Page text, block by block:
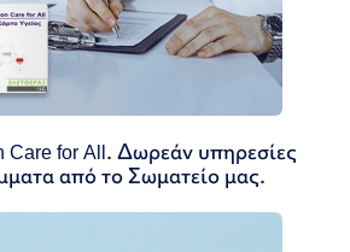
Care for All. Δωρεάν υπηρεσίες
από το Σωματείο μας.